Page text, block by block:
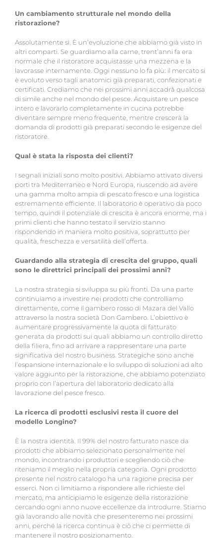
Un cambiamento strutturale nel mondo della
ristorazione?
Assolutamente sì. È un’evoluzione che abbiamo già visto in
altri comparti. Se guardiamo alla carne, trent’anni fa era
normale che il ristoratore acquistasse una mezzena e la
lavorasse internamente. Oggi nessuno lo fa più: il mercato si
è evoluto verso tagli anatomici già preparati, confezionati e
certificati. Crediamo che nei prossimi anni accadrà qualcosa
di simile anche nel mondo del pesce. Acquistare un pesce
intero e lavorarlo completamente in cucina potrebbe
diventare sempre meno frequente, mentre crescerà la
domanda di prodotti già preparati secondo le esigenze del
ristoratore.
Qual è stata la risposta dei clienti?
I segnali iniziali sono molto positivi. Abbiamo attivato diversi
porti tra Mediterraneo e Nord Europa, riuscendo ad avere
una gamma molto ampia di pescato fresco e una logistica
estremamente efficiente. Il laboratorio è operativo da poco
tempo, quindi il potenziale di crescita è ancora enorme, ma i
primi clienti che hanno testato il servizio stanno
rispondendo in maniera molto positiva, soprattutto per
qualità, freschezza e versatilità dell’offerta.
Guardando alla strategia di crescita del gruppo, quali
sono le direttrici principali dei prossimi anni?
La nostra strategia si sviluppa su più fronti. Da una parte
continuiamo a investire nei prodotti che controlliamo
direttamente, come il gambero rosso di Mazara del Vallo
attraverso la nostra società Don Gambero. L’obiettivo è
aumentare progressivamente la quota di fatturato
generata da prodotti sui quali abbiamo un controllo diretto
della filiera, fino ad arrivare a rappresentare una parte
significativa del nostro business. Strategiche sono anche
l’espansione internazionale e lo sviluppo di soluzioni ad alto
valore aggiunto per la ristorazione, che abbiamo potenziato
proprio con l’apertura del laboratorio dedicato alla
lavorazione del pesce fresco.
La ricerca di prodotti esclusivi resta il cuore del
modello Longino?
È la nostra identità. Il 99% del nostro fatturato nasce da
prodotti che abbiamo selezionato personalmente nel
mondo, incontrando i produttori e scegliendo ciò che
riteniamo il meglio nella propria categoria. Ogni prodotto
presente nel nostro catalogo ha una ragione precisa per
esserci. Non ci limitiamo a rispondere alle richieste del
mercato, ma anticipiamo le esigenze della ristorazione
cercando ogni anno nuove eccellenze da introdurre. Stiamo
già lavorando alle novità che presenteremo nei prossimi
anni, perché la ricerca continua è ciò che ci permette di
mantenere il nostro posizionamento.